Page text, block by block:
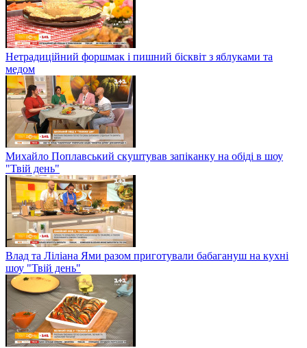
Нетрадиційний форшмак і пишний бісквіт з яблуками та
медом
Михайло Поплавський скуштував запіканку на обіді в шоу
"Твій день"
Влад та Ліліана Ями разом приготували бабагануш на кухні
шоу "Твій день"